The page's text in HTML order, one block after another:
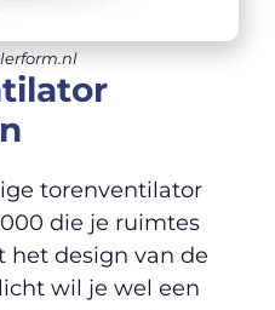
torenventilator
die je ruimtes
het design van de
wil je wel een